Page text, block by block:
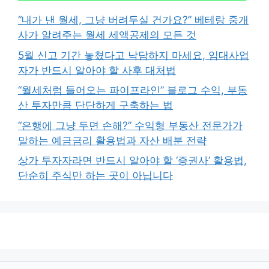
“내가 낸 월세, 그냥 버려두실 건가요?” 베테랑 중개
사가 알려주는 월세 세액공제의 모든 것
5월 신고 기간 놓쳤다고 낙담하지 마세요, 임대사업
자가 반드시 알아야 할 사후 대처법
“월세처럼 들어오는 파이프라인” 블로그 수익, 부동
산 투자만큼 단단하게 구축하는 법
“은행에 그냥 두면 손해?” 수익형 부동산 전문가가
말하는 예금금리 활용법과 자산 배분 전략
상가 투자자라면 반드시 알아야 할 ‘증권사’ 활용법,
단순히 주식만 하는 곳이 아닙니다